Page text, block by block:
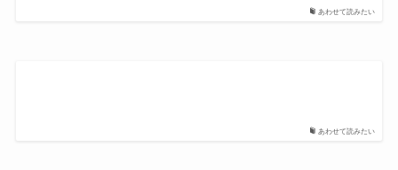
あわせて読みたい
あわせて読みたい